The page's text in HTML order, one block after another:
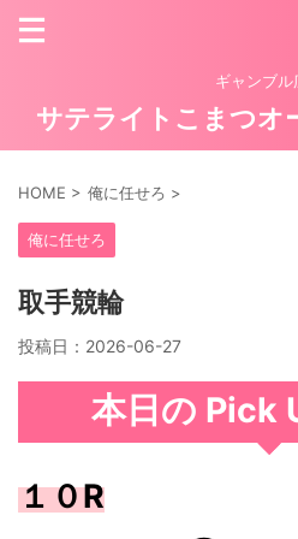
ギャンブル
サテライトこまつオ
HOME > 俺に任せろ >
俺に任せろ
取手競輪
投稿日： 2026-06-27
本日の Pick
１０R